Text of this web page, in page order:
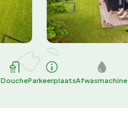
DoucheParkeerplaatsAfwasmachine